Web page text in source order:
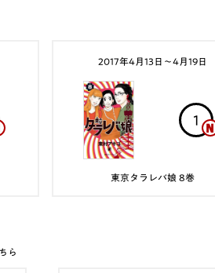
2017年4月13日〜4月19日
1
東京タラレバ娘 8巻
ら